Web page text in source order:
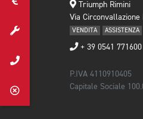
Triumph Rimini
Via Circonvallazione
VENDITA ASSISTENZA
+ 39 0541 771600
P.IVA 4110910405
Capitale Sociale